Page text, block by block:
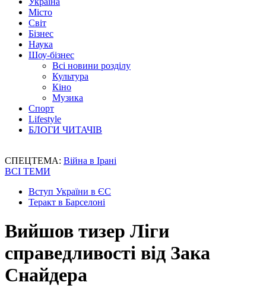
Місто
Світ
Бізнес
Наука
Шоу-бізнес
Всі новини розділу
Культура
Кіно
Музика
Спорт
Lifestyle
БЛОГИ ЧИТАЧІВ
СПЕЦТЕМА: Війна в Ірані
ВСІ ТЕМИ
Вступ України в ЄС
Теракт в Барселоні
Вийшов тизер Ліги
справедливості від Зака
Снайдера